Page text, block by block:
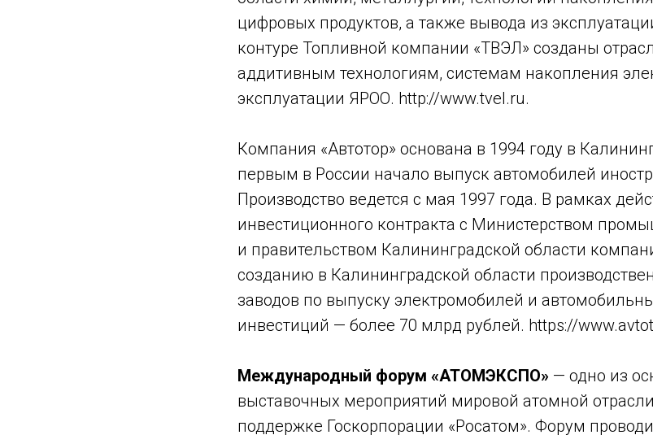
цифровых продуктов, а также вывода из
контуре Топливной компании «ТВЭЛ» созданы
аддитивным технологиям, системам накопления
эксплуатации ЯРОО. http://www.tvel.ru.
Компания «Автотор» основана в 1994 году в
первым в России начало выпуск автомобилей
Производство ведется с мая 1997 года. В рамках
инвестиционного контракта с Министерством
и правительством Калининградской области
созданию в Калининградской области
заводов по выпуску электромобилей и
инвестиций — более 70 млрд рублей. https://
Международный форум «АТОМЭКСПО» — одно из
выставочных мероприятий мировой атомной
поддержке Госкорпорации «Росатом». Форум